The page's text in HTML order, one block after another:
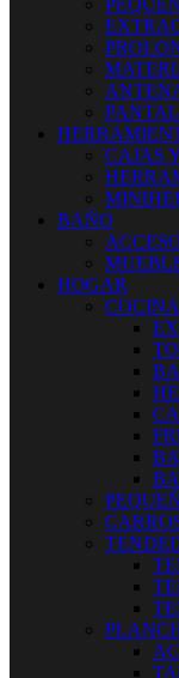
CAJAS
BAÑO
HOGAR
COCINA